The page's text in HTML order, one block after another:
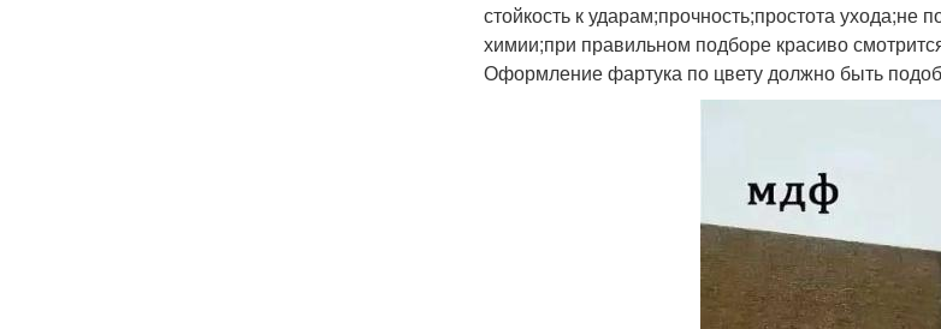
стойкость к ударам;прочность;простота
химии;при правильном подборе красиво
Оформление фартука по цвету должно быть